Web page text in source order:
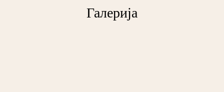
Галерија